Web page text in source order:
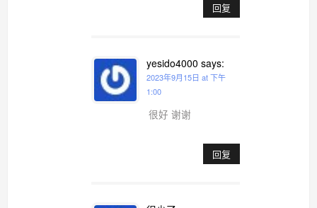
回复
yesido4000 says:
2023年9月15日 at 下午
1:00
很好 谢谢
回复